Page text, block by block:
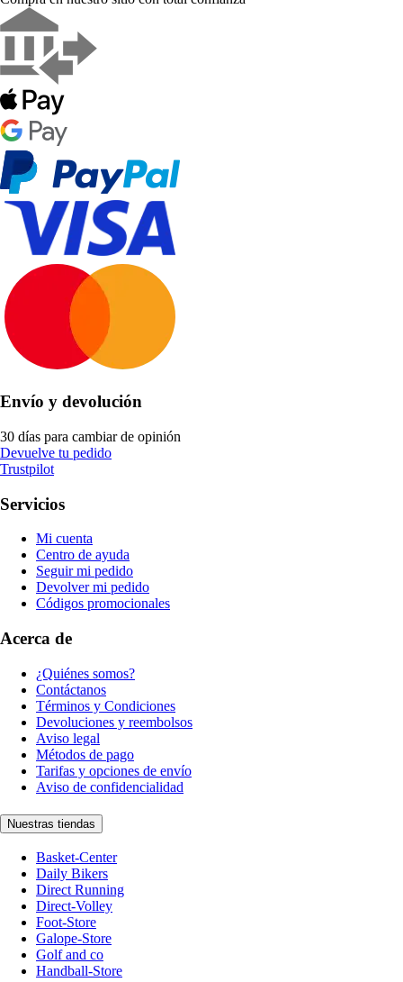
Envío y devolución
30 días para cambiar de opinión
Devuelve tu pedido
Trustpilot
Servicios
Mi cuenta
Centro de ayuda
Seguir mi pedido
Devolver mi pedido
Códigos promocionales
Acerca de
¿Quiénes somos?
Contáctanos
Términos y Condiciones
Devoluciones y reembolsos
Aviso legal
Métodos de pago
Tarifas y opciones de envío
Aviso de confidencialidad
Nuestras tiendas
Basket-Center
Daily Bikers
Direct Running
Direct-Volley
Foot-Store
Galope-Store
Golf and co
Handball-Store